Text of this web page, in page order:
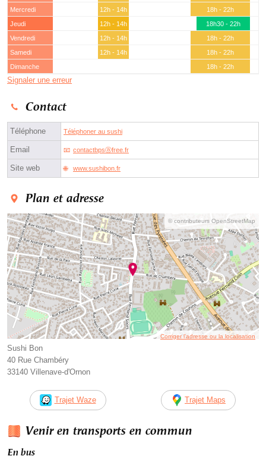
Mercredi
12h - 14h
18h - 22h
Jeudi
12h - 14h
18h30 - 22h
Vendredi
12h - 14h
18h - 22h
Samedi
12h - 14h
18h - 22h
Dimanche
18h - 22h
Signaler une erreur
Contact
Téléphone Téléphoner au sushi
Email contactbpsⓐfree.fr
Site web www.sushibon.fr
Plan et adresse
© contributeurs OpenStreetMap
Corriger l’adresse ou la localisation
Sushi Bon
40 Rue Chambéry
33140 Villenave-d'Ornon
Trajet Waze Trajet Maps
Venir en transports en commun
En bus